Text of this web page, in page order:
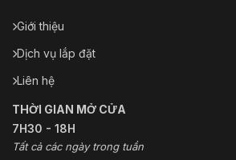
Giới thiệu
Dịch vụ lắp đặt
Liên hệ
THỜI GIAN MỞ CỬA
7H30 - 18H
Tất cả các ngày trong tuần